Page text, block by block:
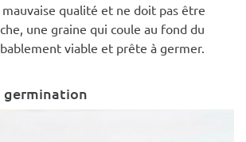
qualité et ne doit pas être
une graine qui coule au fond du
viable et prête à germer.
germination